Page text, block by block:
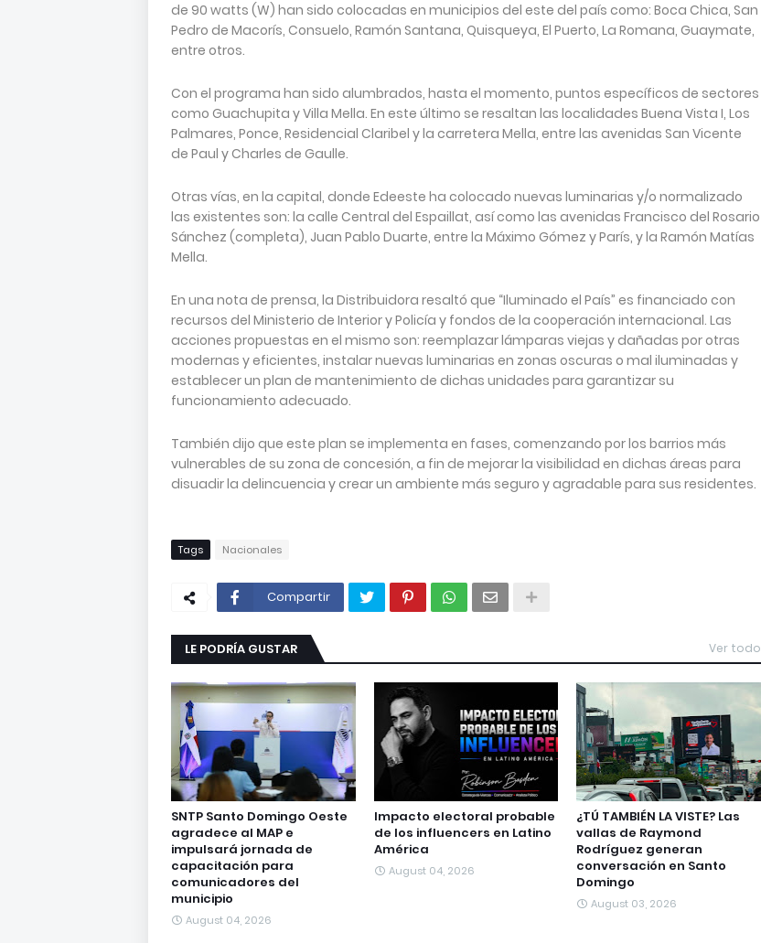
de 90 watts (W) han sido colocadas en municipios del este del país como: Boca Chica, San
Pedro de Macorís, Consuelo, Ramón Santana, Quisqueya, El Puerto, La Romana, Guaymate,
entre otros.
Con el programa han sido alumbrados, hasta el momento, puntos específicos de sectores
como Guachupita y Villa Mella. En este último se resaltan las localidades Buena Vista I, Los
Palmares, Ponce, Residencial Claribel y la carretera Mella, entre las avenidas San Vicente
de Paul y Charles de Gaulle.
Otras vías, en la capital, donde Edeeste ha colocado nuevas luminarias y/o normalizado
las existentes son: la calle Central del Espaillat, así como las avenidas Francisco del Rosario
Sánchez (completa), Juan Pablo Duarte, entre la Máximo Gómez y París, y la Ramón Matías
Mella.
En una nota de prensa, la Distribuidora resaltó que “Iluminado el País” es financiado con
recursos del Ministerio de Interior y Policía y fondos de la cooperación internacional. Las
acciones propuestas en el mismo son: reemplazar lámparas viejas y dañadas por otras
modernas y eficientes, instalar nuevas luminarias en zonas oscuras o mal iluminadas y
establecer un plan de mantenimiento de dichas unidades para garantizar su
funcionamiento adecuado.
También dijo que este plan se implementa en fases, comenzando por los barrios más
vulnerables de su zona de concesión, a fin de mejorar la visibilidad en dichas áreas para
disuadir la delincuencia y crear un ambiente más seguro y agradable para sus residentes.
Tags Nacionales
Compartir
LE PODRÍA GUSTAR Ver todo
SNTP Santo Domingo Oeste
agradece al MAP e
impulsará jornada de
capacitación para
comunicadores del
municipio
August 04, 2026
Impacto electoral probable
de los influencers en Latino
América
August 04, 2026
¿TÚ TAMBIÉN LA VISTE? Las
vallas de Raymond
Rodríguez generan
conversación en Santo
Domingo
August 03, 2026